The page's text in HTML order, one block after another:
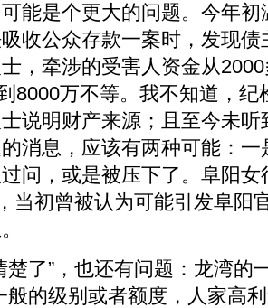
能是个更大的问题。今年
收公众存款一案时，发现
，牵涉的受害人资金从
8000万不等。我不知道，纪
说明财产来源；且至今未
消息，应该有两种可能：
问，或是被压下了。阜阳
当初曾被认为可能引发阜阳
楚了”，也还有问题：龙湾的
般的级别或者额度，人家高